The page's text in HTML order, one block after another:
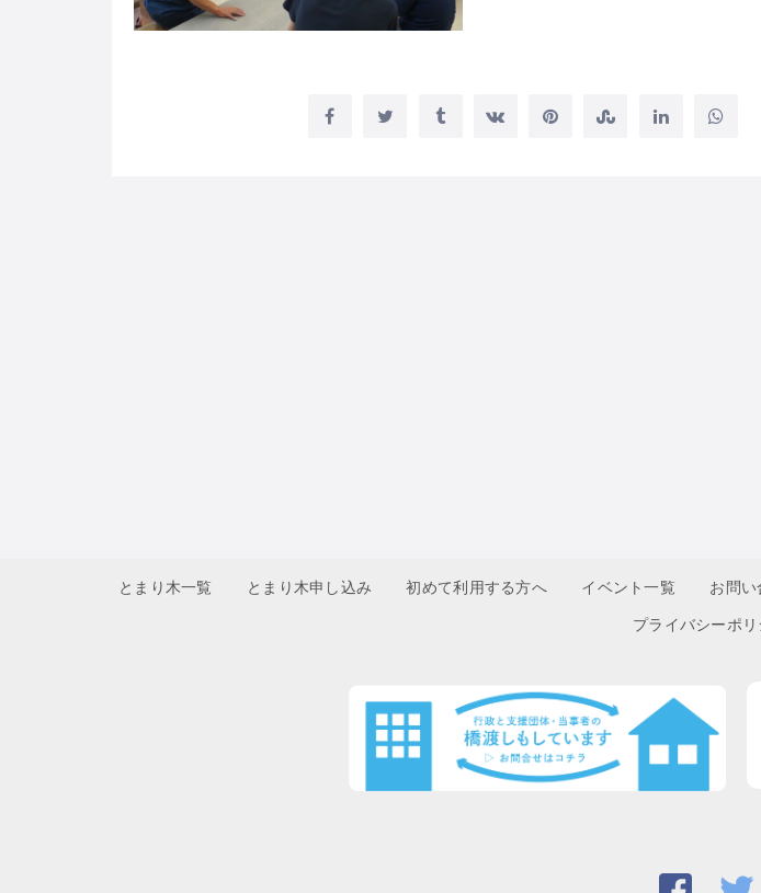
とまり木一覧 とまり木申し込み 初めて利用する方へ イベント一覧 お問い
プライバシーポリ